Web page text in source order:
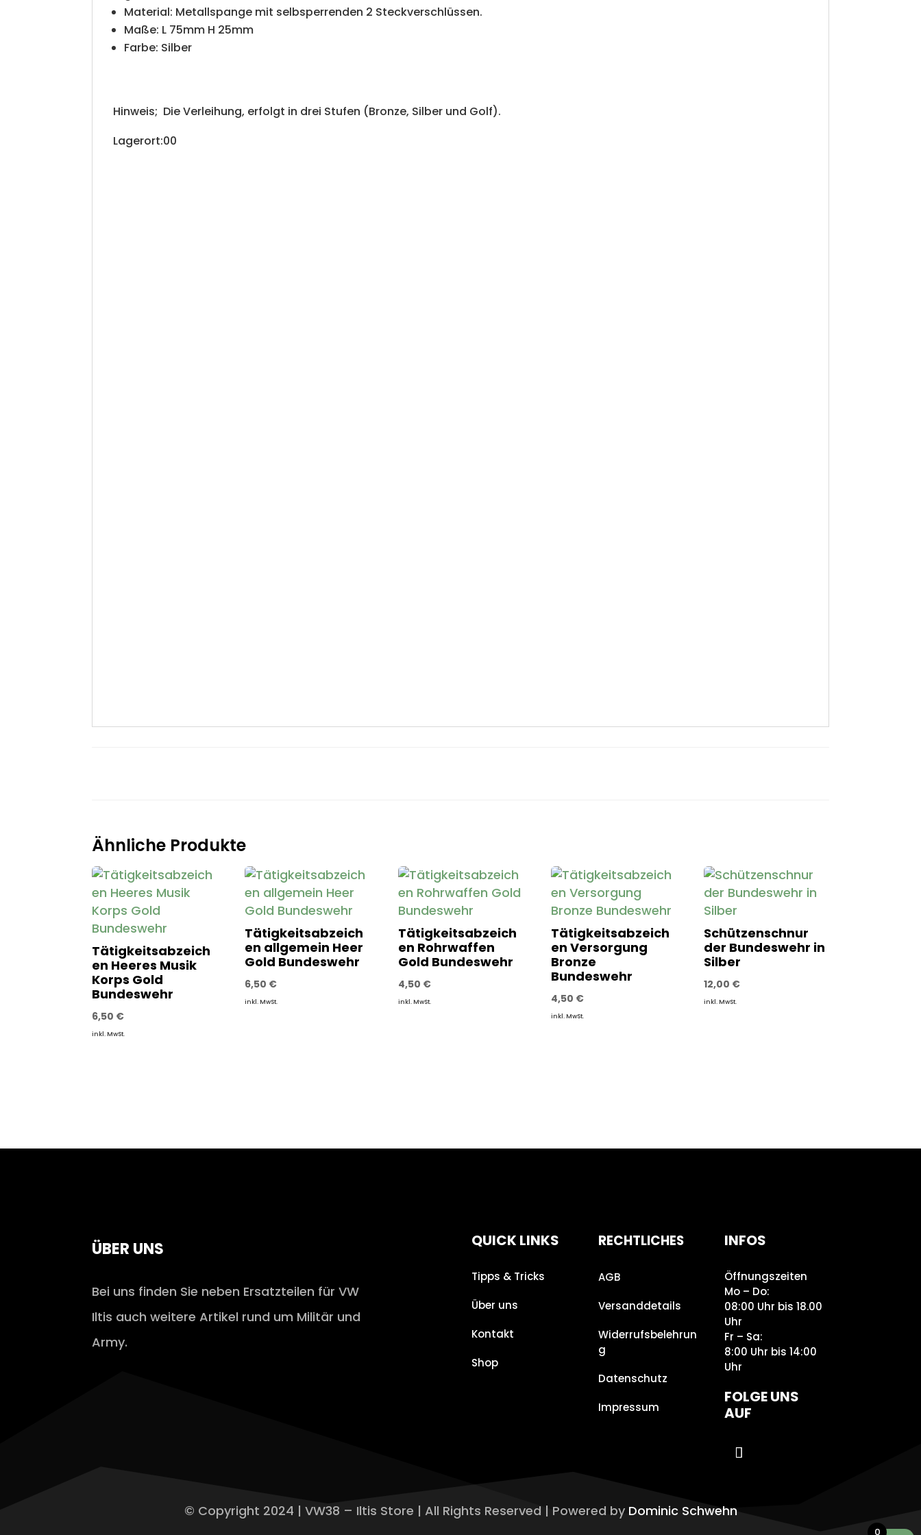
Material: Metallspange mit selbsperrenden 2 Steckverschlüssen.
Maße: L 75mm H 25mm
Farbe: Silber
Hinweis; Die Verleihung, erfolgt in drei Stufen (Bronze, Silber und Golf).
Lagerort:00
Ähnliche Produkte
Tätigkeitsabzeich
en Heeres Musik
Korps Gold
Bundeswehr
6,50 €
inkl. MwSt.
Tätigkeitsabzeich
en allgemein Heer
Gold Bundeswehr
6,50 €
inkl. MwSt.
Tätigkeitsabzeich
en Rohrwaffen
Gold Bundeswehr
4,50 €
inkl. MwSt.
Tätigkeitsabzeich
en Versorgung
Bronze
Bundeswehr
4,50 €
inkl. MwSt.
Schützenschnur
der Bundeswehr in
Silber
12,00 €
inkl. MwSt.
ÜBER UNS
Bei uns finden Sie neben Ersatzteilen für VW
Iltis auch weitere Artikel rund um Militär und
Army.
QUICK LINKS
Tipps & Tricks
Über uns
Kontakt
Shop
RECHTLICHES
AGB
Versanddetails
Widerrufsbelehrun
g
Datenschutz
Impressum
INFOS
Öffnungszeiten
Mo – Do:
08:00 Uhr bis 18.00
Uhr
Fr – Sa:
8:00 Uhr bis 14:00
Uhr
FOLGE UNS
AUF
© Copyright 2024 | VW38 – Iltis Store | All Rights Reserved | Powered by Dominic Schwehn
0